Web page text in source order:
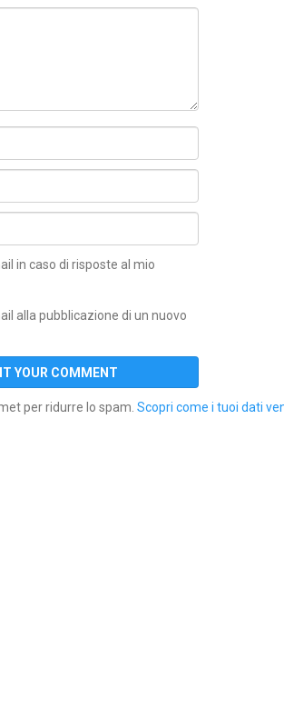
in caso di risposte al mio
alla pubblicazione di un nuovo
per ridurre lo spam. Scopri come i tuoi dati